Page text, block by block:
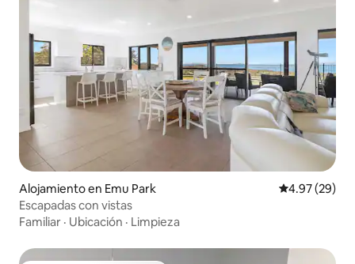
Alojamiento en Emu Park Calificación
4.97 (29)
Escapadas con vistas
Familiar · Ubicación · Limpieza